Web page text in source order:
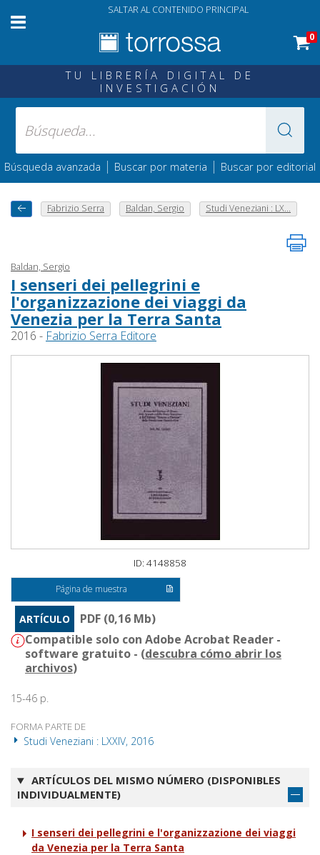
SALTAR AL CONTENIDO PRINCIPAL
0
TU LIBRERÍA DIGITAL DE
INVESTIGACIÓN
Búsqueda avanzada | Buscar por materia | Buscar por editorial
Fabrizio Serra Baldan, Sergio Studi Veneziani : LX...
Baldan, Sergio
I senseri dei pellegrini e
l'organizzazione dei viaggi da
Venezia per la Terra Santa
2016 - Fabrizio Serra Editore
ID: 4148858
Página de muestra
ARTÍCULO
PDF (0,16 Mb)
Compatible solo con Adobe Acrobat Reader -
software gratuito - (descubra cómo abrir los
archivos)
15-46 p.
FORMA PARTE DE
Studi Veneziani : LXXIV, 2016
ARTÍCULOS DEL MISMO NÚMERO (DISPONIBLES
INDIVIDUALMENTE)
I senseri dei pellegrini e l'organizzazione dei viaggi
da Venezia per la Terra Santa